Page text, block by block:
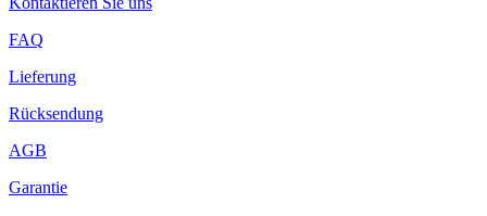
FAQ
Lieferung
Rücksendung
AGB
Garantie